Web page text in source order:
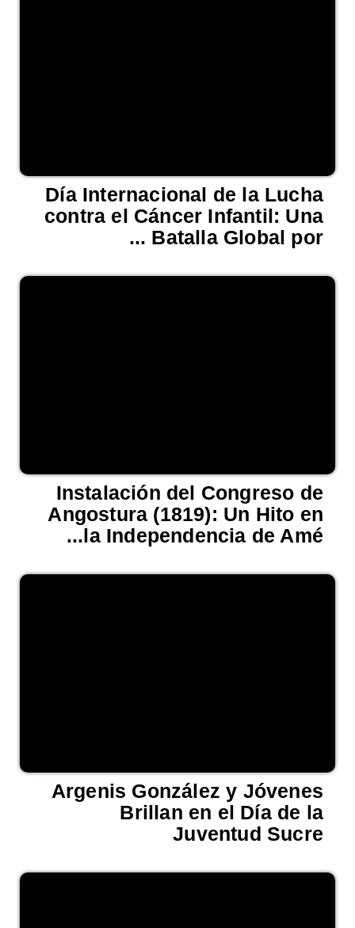
Día Internacional de la Lucha
contra el Cáncer Infantil: Una
Batalla Global por ...
Instalación del Congreso de
Angostura (1819): Un Hito en
la Independencia de Amé...
Argenis González y Jóvenes
Brillan en el Día de la
Juventud Sucre